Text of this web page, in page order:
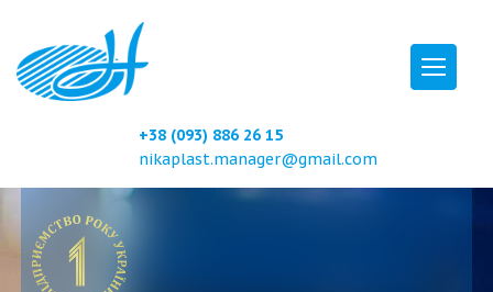
+38 (093) 886 26 15
nikaplast.manager@gmail.com